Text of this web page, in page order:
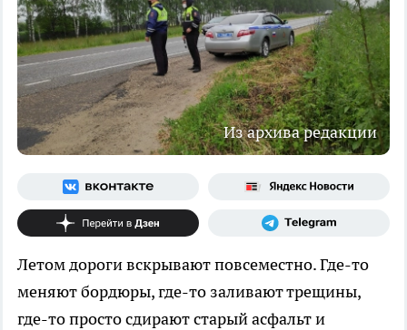
Из архива редакции
Летом дороги вскрывают повсеместно. Где-то
меняют бордюры, где-то заливают трещины,
где-то просто сдирают старый асфальт и